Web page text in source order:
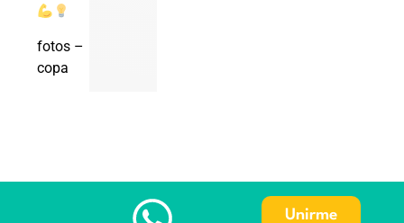
fotos –
copa
Unirme